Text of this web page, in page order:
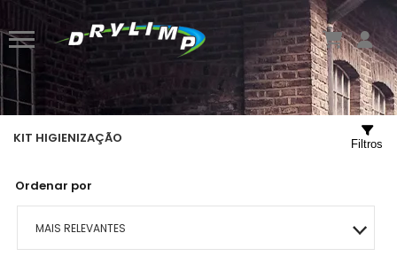
KIT HIGIENIZAÇÃO
Ordenar por
MAIS RELEVANTES
Filtros